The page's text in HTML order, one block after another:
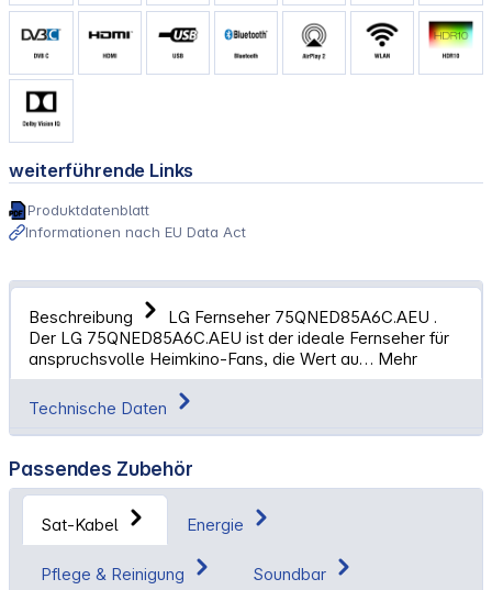
weiterführende Links
Produktdatenblatt
Informationen nach EU Data Act
Beschreibung
LG Fernseher 75QNED85A6C.AEU .
Der LG 75QNED85A6C.AEU ist der ideale Fernseher für
anspruchsvolle Heimkino-Fans, die Wert au… Mehr
Technische Daten
Passendes Zubehör
Sat-Kabel Energie
Pflege & Reinigung Soundbar